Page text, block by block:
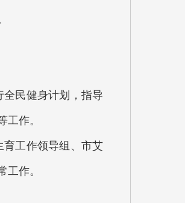
民健身计划，指导
作。
工作领导组、市艾
作。